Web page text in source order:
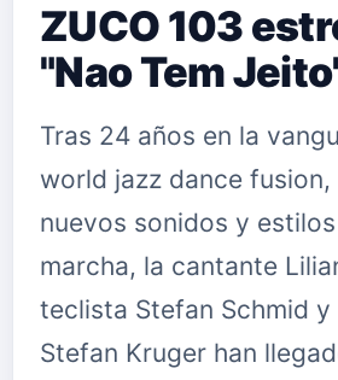
ZUCO 103
"Nao Tem
Tras 24 años en la
world jazz dance fusion,
nuevos sonidos y
marcha, la cantante
teclista Stefan Schmid y
Stefan Kruger han